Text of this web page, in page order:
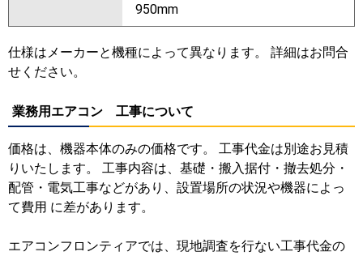
950mm
仕様はメーカーと機種によって異なります。 詳細はお問合
せください。
業務用エアコン 工事について
価格は、機器本体のみの価格です。 工事代金は別途お見積
りいたします。 工事内容は、基礎・搬入据付・撤去処分・
配管・電気工事などがあり、設置場所の状況や機器によっ
て費用 に差があります。
エアコンフロンティアでは、現地調査を行ない工事代金の